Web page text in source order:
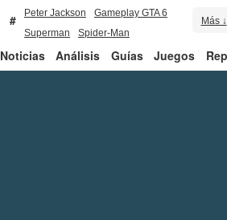
Peter Jackson
Gameplay GTA 6
Superman
Spider-Man
Más ↓
Noticias Análisis Guías Juegos